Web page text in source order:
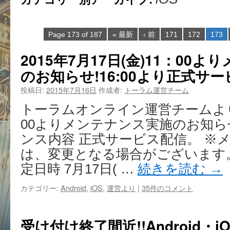
Page 173 of 187 « 最新 ‹ 前 171 172 173
2015年7月17日(金)11：00より
のお知らせ!16:00より正式サ
投稿日: 2015年7月16日 作成者: トーラム運営チーム
トーラムオンライン運営チーム
00よりメンテナンス実施のお知
ンス内容 正式サービス配信。 ※
は、変更となる場合がございま
定日時 7月17日( … 続きを読む →
カテゴリー: Android, iOS, 運営より | 35件のコメント
受け付け終了間近!!Android・